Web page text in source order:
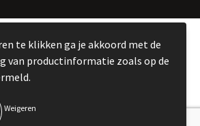
Kemme B.V. 2023
te klikken ga je akkoord met de
van productinformatie zoals op de
Weigeren